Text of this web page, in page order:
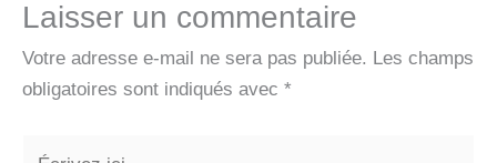
Laisser un commentaire
Votre adresse e-mail ne sera pas publiée. Les champs
obligatoires sont indiqués avec *